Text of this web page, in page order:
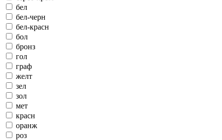
бел
бел-черн
бел-красн
бол
бронз
гол
граф
желт
зел
зол
мет
красн
оранж
роз